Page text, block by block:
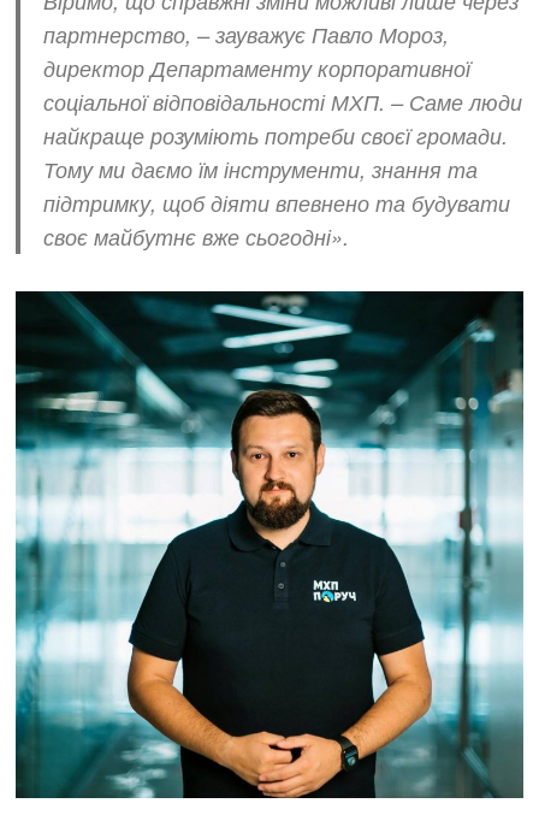
партнерство, –зауважує Павло Мороз,
директор Департаменту корпоративної
соціальної відповідальності МХП. – Саме люди
найкраще розуміють потреби своєї громади.
Тому ми даємо їм інструменти, знання та
підтримку, щоб діяти впевнено та будувати
своє майбутнє вже сьогодні».